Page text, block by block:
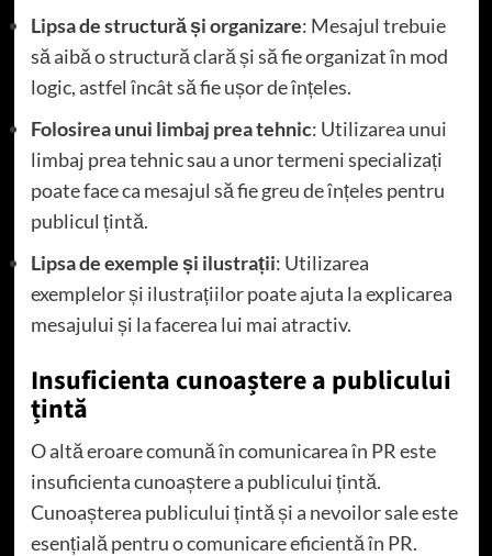
Lipsa de structură și organizare: Mesajul trebuie
să aibă o structură clară și să fie organizat în mod
logic, astfel încât să fie ușor de înțeles.
Folosirea unui limbaj prea tehnic: Utilizarea unui
limbaj prea tehnic sau a unor termeni specializați
poate face ca mesajul să fie greu de înțeles pentru
publicul țintă.
Lipsa de exemple și ilustrații: Utilizarea
exemplelor și ilustrațiilor poate ajuta la explicarea
mesajului și la facerea lui mai atractiv.
Insuficienta cunoaștere a publicului
țintă
O altă eroare comună în comunicarea în PR este
insuficienta cunoaștere a publicului țintă.
Cunoașterea publicului țintă și a nevoilor sale este
esențială pentru o comunicare eficientă în PR.